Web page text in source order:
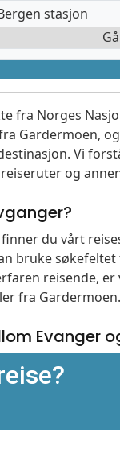
stasjon
fra Norges
Gardermoen,
Vi
og
du vårt
bruke
reisende,
fra
Evanger